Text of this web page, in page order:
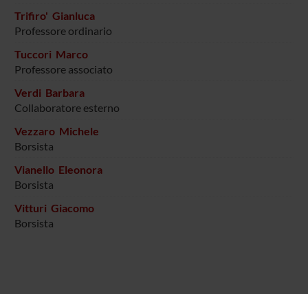
Trifiro' Gianluca
Professore ordinario
Tuccori Marco
Professore associato
Verdi Barbara
Collaboratore esterno
Vezzaro Michele
Borsista
Vianello Eleonora
Borsista
Vitturi Giacomo
Borsista